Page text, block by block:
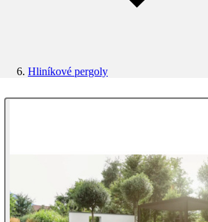
Hliníkové pergoly